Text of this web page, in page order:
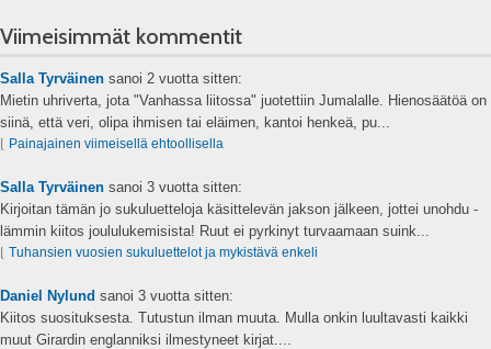
Viimeisimmät kommentit
Salla Tyrväinen sanoi 2 vuotta sitten:
Mietin uhriverta, jota "Vanhassa liitossa" juotettiin Jumalalle. Hienosäätöä on
siinä, että veri, olipa ihmisen tai eläimen, kantoi henkeä, pu...
⌊ Painajainen viimeisellä ehtoollisella
Salla Tyrväinen sanoi 3 vuotta sitten:
Kirjoitan tämän jo sukuluetteloja käsittelevän jakson jälkeen, jottei unohdu -
lämmin kiitos joululukemisista! Ruut ei pyrkinyt turvaamaan suink...
⌊ Tuhansien vuosien sukuluettelot ja mykistävä enkeli
Daniel Nylund sanoi 3 vuotta sitten:
Kiitos suosituksesta. Tutustun ilman muuta. Mulla onkin luultavasti kaikki
muut Girardin englanniksi ilmestyneet kirjat....